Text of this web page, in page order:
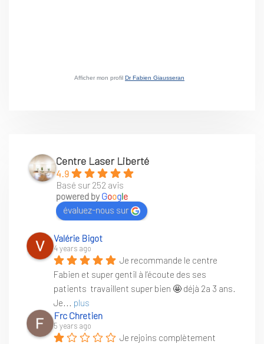
Afficher mon profil Dr Fabien Giausseran
Centre Laser Liberté
4.9
Basé sur 252 avis
powered by Google
évaluez-nous sur
Valérie Bigot
4 years ago
Je recommande le centre
Fabien et super gentil à l’écoute des ses
patients  travaillent super bien 🤩 déjà 2a 3 ans.
Je... plus
Frc Chretien
5 years ago
Je rejoins complètement